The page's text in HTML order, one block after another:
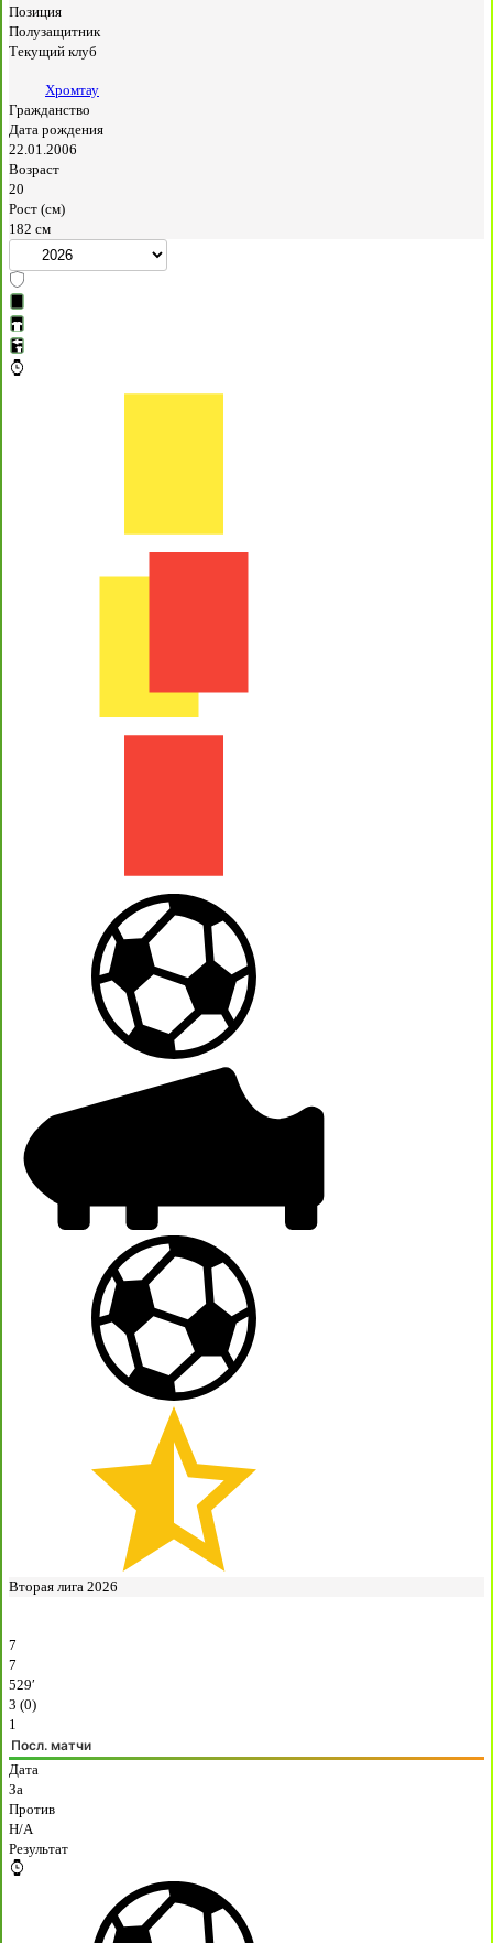
Позиция
Полузащитник
Текущий клуб
Хромтау
Гражданство
Дата рождения
22.01.2006
Возраст
20
Рост (см)
182 см
Вторая лига 2026
7
7
529′
3 (0)
1
Посл. матчи
Дата
За
Против
H/A
Результат